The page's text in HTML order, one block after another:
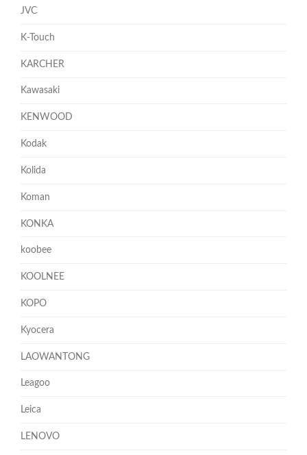
JVC
K-Touch
KARCHER
Kawasaki
KENWOOD
Kodak
Kolida
Koman
KONKA
koobee
KOOLNEE
KOPO
Kyocera
LAOWANTONG
Leagoo
Leica
LENOVO